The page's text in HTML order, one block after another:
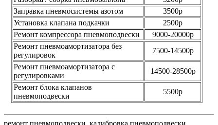
Заправка пневмосистемы азотом
3500р
Установка клапана подкачки
2500р
Ремонт компрессора пневмоподвески
9000-20000р
Ремонт пневмоамортизатора без
регулировок
7500-14500р
Ремонт пневмоамортизатора с
регулировками
14500-28500р
Ремонт блока клапанов
пневмоподвески
5500р
ремонт пневмоподвески, калибровка пневмоподвески,